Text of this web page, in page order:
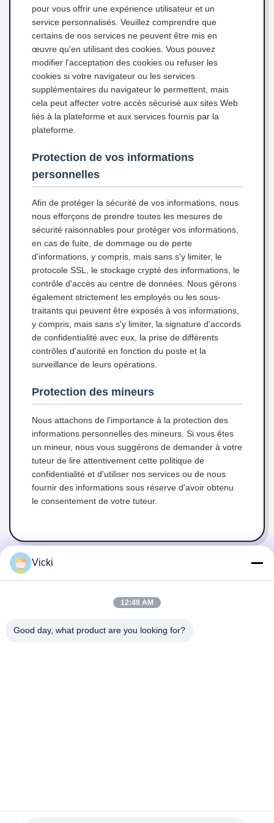
pour vous offrir une expérience utilisateur et un
service personnalisés. Veuillez comprendre que
certains de nos services ne peuvent être mis en
œuvre qu'en utilisant des cookies. Vous pouvez
modifier l'acceptation des cookies ou refuser les
cookies si votre navigateur ou les services
supplémentaires du navigateur le permettent, mais
cela peut affecter votre accès sécurisé aux sites Web
liés à la plateforme et aux services fournis par la
plateforme.
Protection de vos informations
personnelles
Afin de protéger la sécurité de vos informations, nous
nous efforçons de prendre toutes les mesures de
sécurité raisonnables pour protéger vos informations,
en cas de fuite, de dommage ou de perte
d'informations, y compris, mais sans s'y limiter, le
protocole SSL, le stockage crypté des informations, le
contrôle d'accès au centre de données. Nous gérons
également strictement les employés ou les sous-
traitants qui peuvent être exposés à vos informations,
y compris, mais sans s'y limiter, la signature d'accords
de confidentialité avec eux, la prise de différents
contrôles d'autorité en fonction du poste et la
surveillance de leurs opérations.
Protection des mineurs
Nous attachons de l'importance à la protection des
informations personnelles des mineurs. Si vous êtes
un mineur, nous vous suggérons de demander à votre
tuteur de lire attentivement cette politique de
confidentialité et d'utiliser nos services ou de nous
fournir des informations sous réserve d'avoir obtenu
le consentement de votre tuteur.
Vicki
12:48 AM
Good day, what product are you looking for?